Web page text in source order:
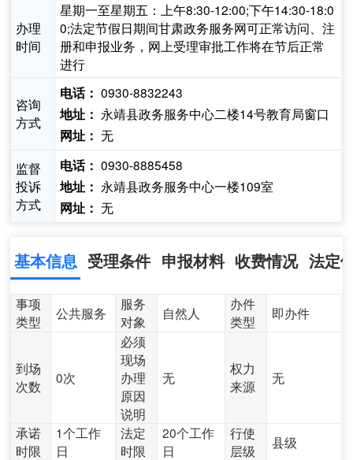
办理
时间
星期一至星期五：上午8:30-12:00;下午14:30-18:0
0;法定节假日期间甘肃政务服务网可正常访问、注
册和申报业务，网上受理审批工作将在节后正常
进行
咨询
方式
电话： 0930-8832243
地址： 永靖县政务服务中心二楼14号教育局窗口
网址： 无
监督
投诉
方式
电话： 0930-8885458
地址： 永靖县政务服务中心一楼109室
网址： 无
基本信息 受理条件 申报材料 收费情况 法定
事项
类型
公共服务
服务
对象
自然人
办件
类型
即办件
到场
次数
0次
必须
现场
办理
原因
说明
无
权力
来源
无
承诺
时限
1个工作
日
法定
时限
20个工作
日
行使
层级
县级